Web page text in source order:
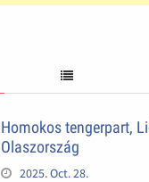
Homokos tengerpart,
Olaszország
2025. Oct. 28.